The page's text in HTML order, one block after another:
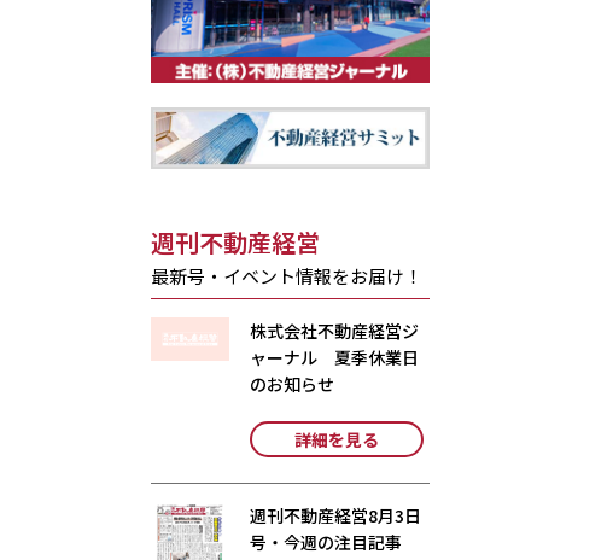
週刊不動産経営
最新号・イベント情報をお届け！
株式会社不動産経営ジ
ャーナル 夏季休業日
のお知らせ
詳細を見る
週刊不動産経営8月3日
号・今週の注目記事